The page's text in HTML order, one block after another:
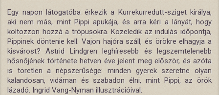
Egy napon látogatóba érkezik a Kurrekurredutt-sziget királya,
aki nem más, mint Pippi apukája, és arra kéri a lányát, hogy
költözzön hozzá a trópusokra. Közeledik az indulás időpontja,
Pippinek döntenie kell. Vajon hajóra száll, és örökre elhagyja a
kisvárost? Astrid Lindgren leghíresebb és legszemtelenebb
hősnőjének története hetven éve jelent meg először, és azóta
is töretlen a népszerűsége: minden gyerek szeretne olyan
kalandosan, vidáman és szabadon élni, mint Pippi, az örök
lázadó. Ingrid Vang-Nyman illusztrációival.